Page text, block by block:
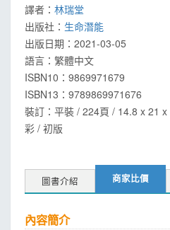
譯者： 林瑞堂
出版社： 生命潛能
出版日期： 2021-03-05
語言： 繁體中文
ISBN10：9869971679
ISBN13： 9789869971676
裝訂：平裝 / 224頁 / 14.8 x 21
彩 / 初版
圖書介紹 商家比價
內容簡介